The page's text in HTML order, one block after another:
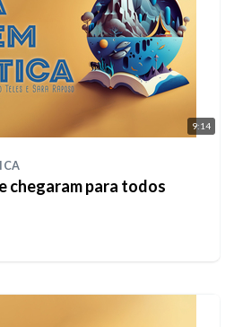
9:14
chegaram para todos